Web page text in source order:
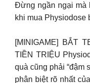
Đừng ngần ngại mà
khi mua Physiodose
[MINIGAME] BẮT
TIỀN TRIỆU
quà cũng phải “đậm
phân biệt rõ nhất